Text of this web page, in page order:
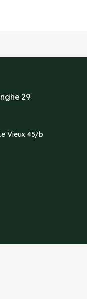
29
Vieux 45/b